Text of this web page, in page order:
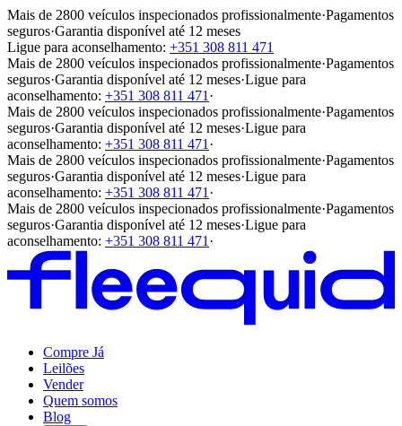
Mais de 2800 veículos inspecionados profissionalmente·Pagamentos
seguros·Garantia disponível até 12 meses
Ligue para aconselhamento: +351 308 811 471
Mais de 2800 veículos inspecionados profissionalmente·Pagamentos
seguros·Garantia disponível até 12 meses·Ligue para
aconselhamento: +351 308 811 471 ·
Mais de 2800 veículos inspecionados profissionalmente·Pagamentos
seguros·Garantia disponível até 12 meses·Ligue para
aconselhamento: +351 308 811 471 ·
Mais de 2800 veículos inspecionados profissionalmente·Pagamentos
seguros·Garantia disponível até 12 meses·Ligue para
aconselhamento: +351 308 811 471 ·
Mais de 2800 veículos inspecionados profissionalmente·Pagamentos
seguros·Garantia disponível até 12 meses·Ligue para
aconselhamento: +351 308 811 471 ·
Compre Já
Leilões
Vender
Quem somos
Blog